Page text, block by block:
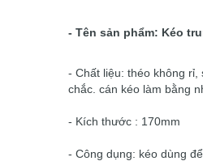
- Tên sản phẩm: Kéo
- Chất liệu: théo không rỉ,
chắc. cán kéo làm bằng
- Kích thước : 170mm
- Công dụng: kéo dùng